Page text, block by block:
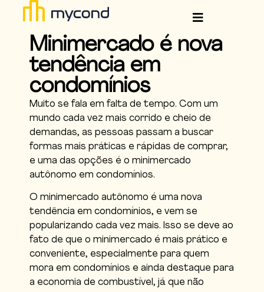
Minimercado é nova
tendência em
condomínios
Muito se fala em falta de tempo. Com um
mundo cada vez mais corrido e cheio de
demandas, as pessoas passam a buscar
formas mais práticas e rápidas de comprar,
e uma das opções é o minimercado
autônomo em condomínios.
O minimercado autônomo é uma nova
tendência em condomínios, e vem se
popularizando cada vez mais. Isso se deve ao
fato de que o minimercado é mais prático e
conveniente, especialmente para quem
mora em condomínios e ainda destaque para
a economia de combustível, já que não